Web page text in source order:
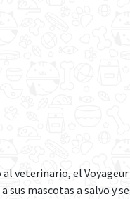
al veterinario, el
sus mascotas a salvo y